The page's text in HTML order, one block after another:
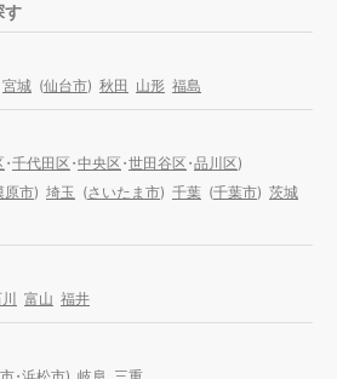
す
宮城 (仙台市) 秋田 山形 福島
・千代田区・中央区・世田谷区・品川区)
原市) 埼玉 (さいたま市) 千葉 (千葉市) 茨城
富山 福井